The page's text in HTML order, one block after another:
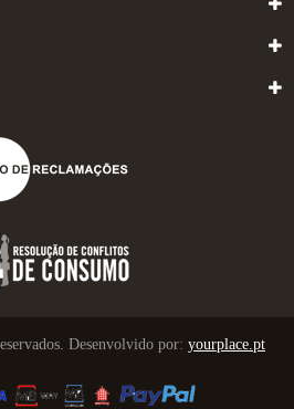
Desenvolvido por: yourplace.pt